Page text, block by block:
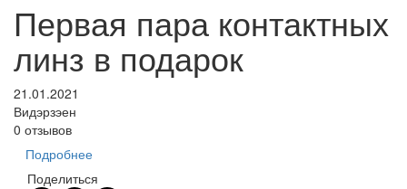
Первая пара контактных
линз в подарок
21.01.2021
Видэрзэен
0 отзывов
Подробнее
Поделиться